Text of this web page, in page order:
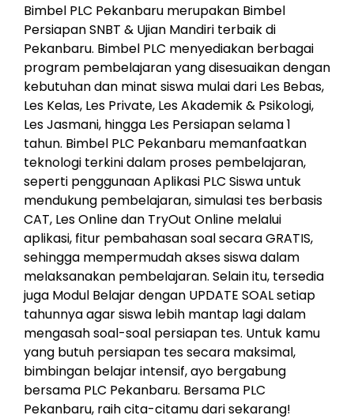
Bimbel PLC Pekanbaru merupakan Bimbel
Persiapan SNBT & Ujian Mandiri terbaik di
Pekanbaru. Bimbel PLC menyediakan berbagai
program pembelajaran yang disesuaikan dengan
kebutuhan dan minat siswa mulai dari Les Bebas,
Les Kelas, Les Private, Les Akademik & Psikologi,
Les Jasmani, hingga Les Persiapan selama 1
tahun. Bimbel PLC Pekanbaru memanfaatkan
teknologi terkini dalam proses pembelajaran,
seperti penggunaan Aplikasi PLC Siswa untuk
mendukung pembelajaran, simulasi tes berbasis
CAT, Les Online dan TryOut Online melalui
aplikasi, fitur pembahasan soal secara GRATIS,
sehingga mempermudah akses siswa dalam
melaksanakan pembelajaran. Selain itu, tersedia
juga Modul Belajar dengan UPDATE SOAL setiap
tahunnya agar siswa lebih mantap lagi dalam
mengasah soal-soal persiapan tes. Untuk kamu
yang butuh persiapan tes secara maksimal,
bimbingan belajar intensif, ayo bergabung
bersama PLC Pekanbaru. Bersama PLC
Pekanbaru, raih cita-citamu dari sekarang!